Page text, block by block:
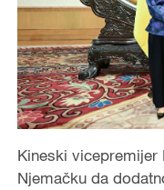
Kineski vicepremijer
Njemačku da